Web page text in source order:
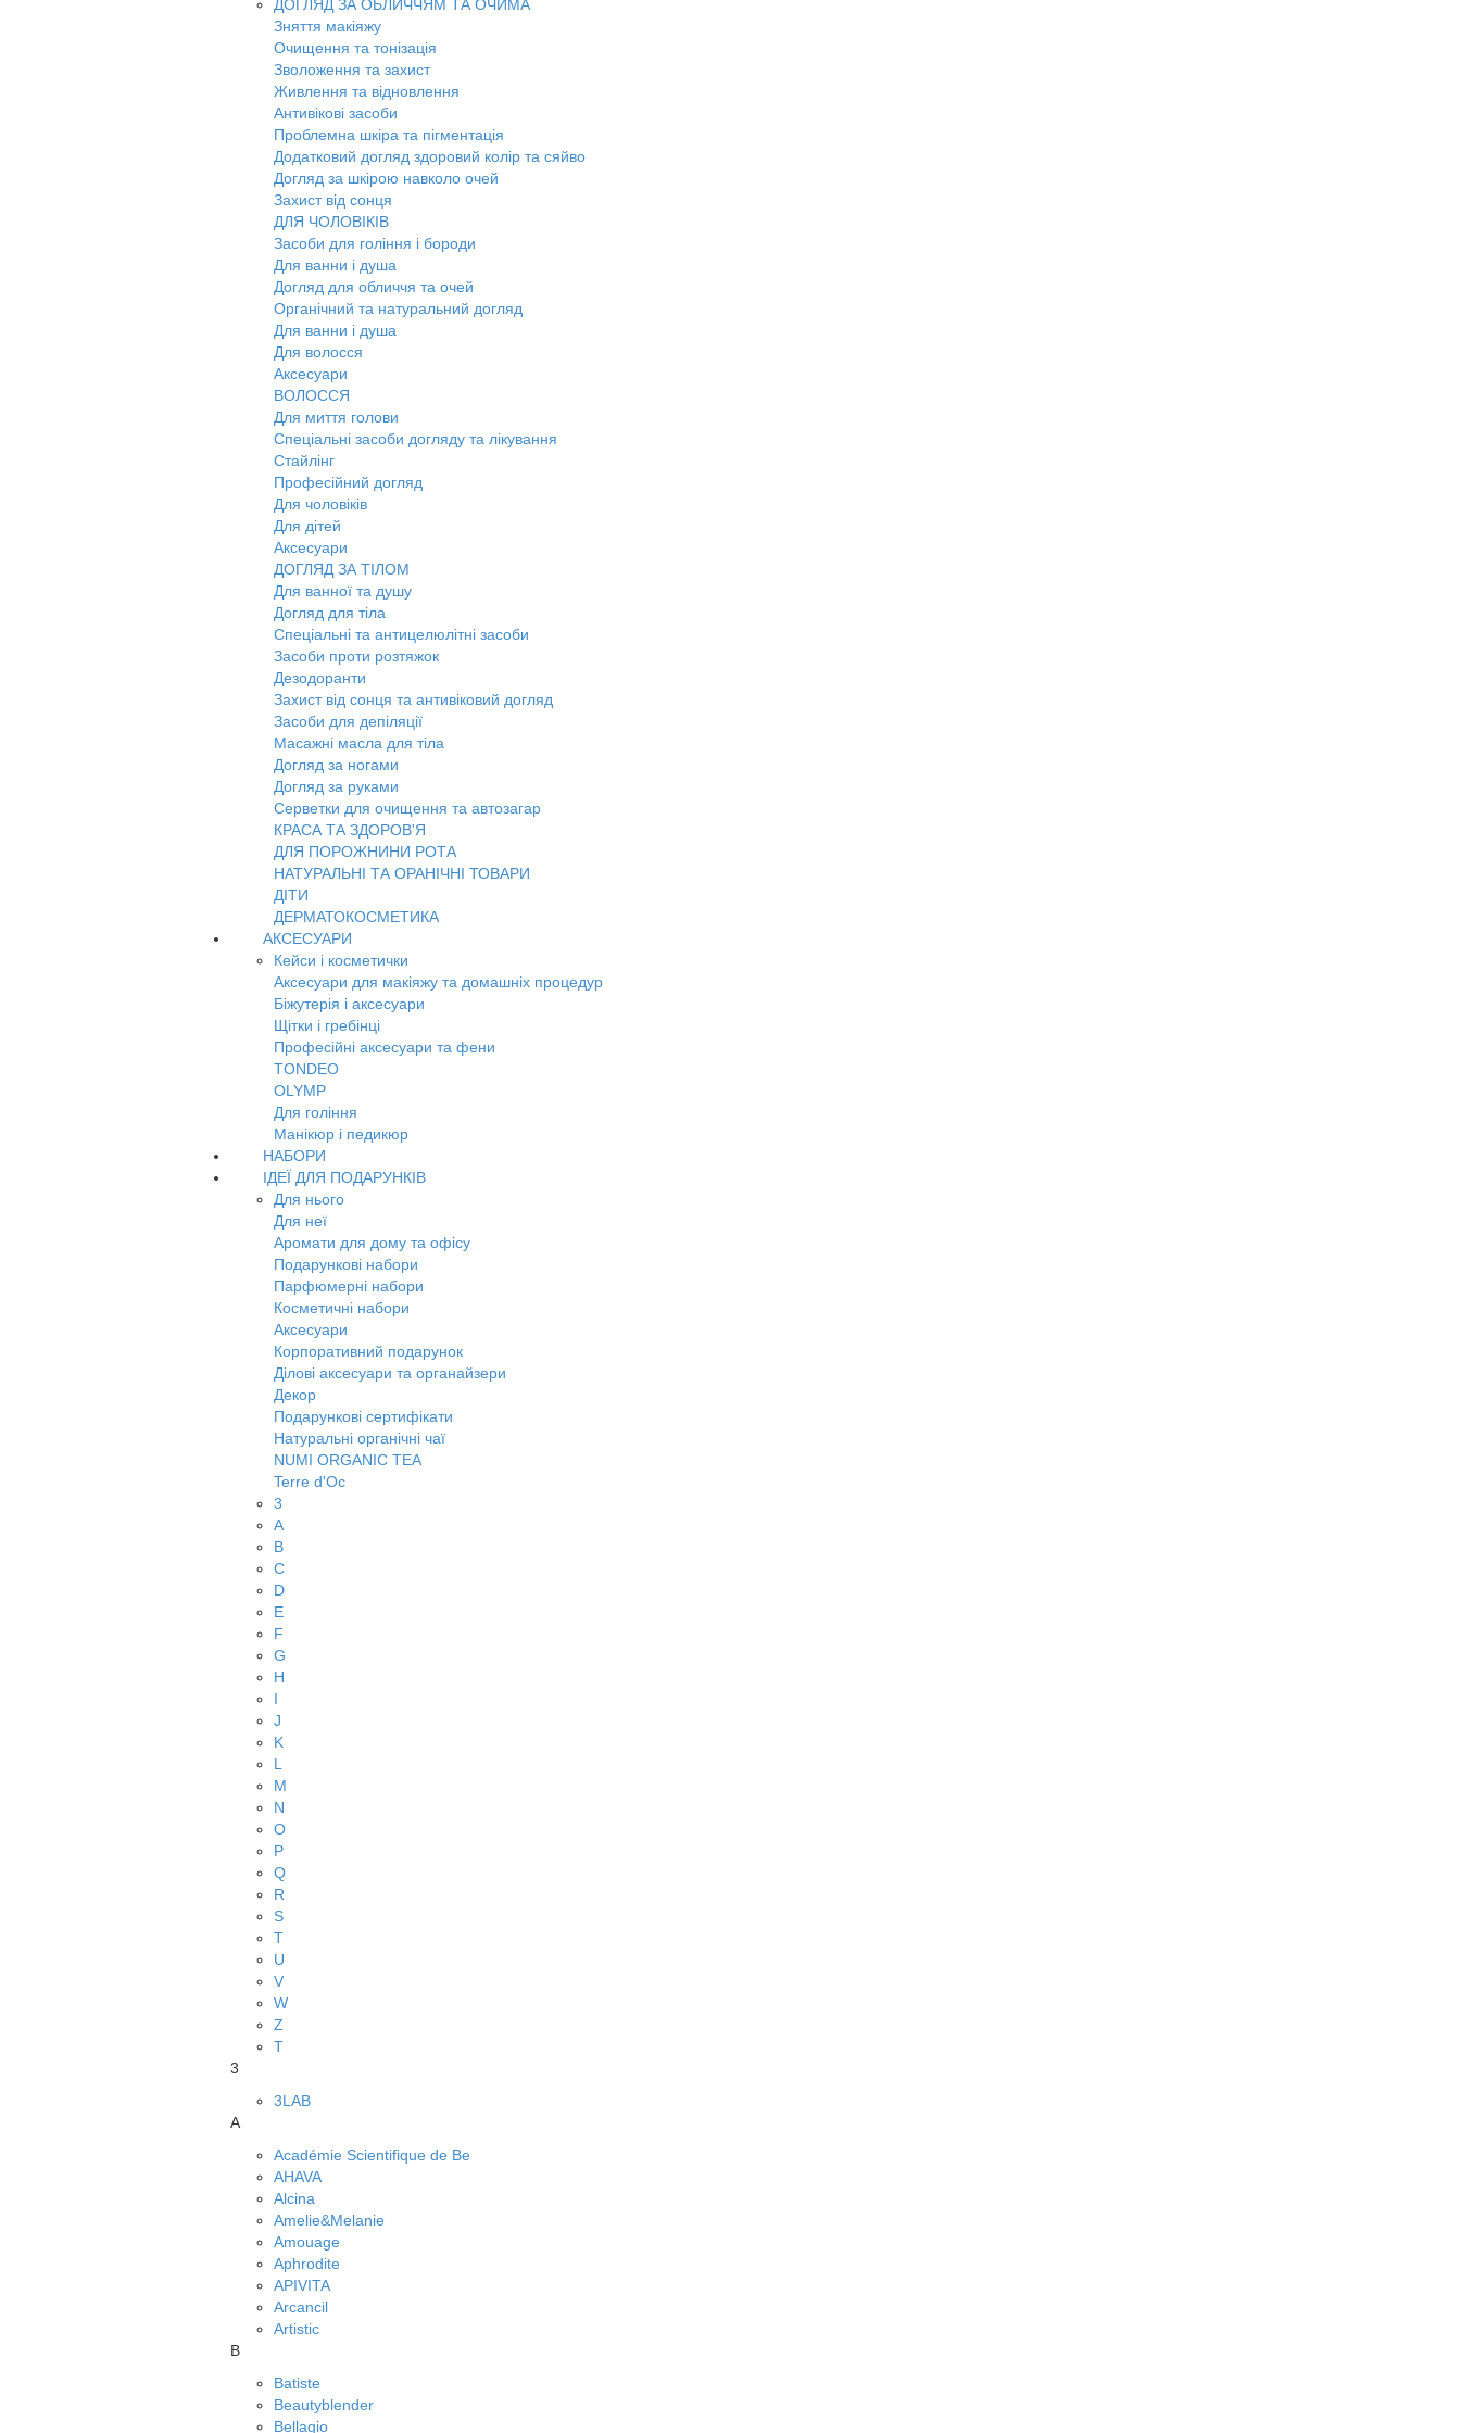
ДОГЛЯД ЗА ОБЛИЧЧЯМ ТА ОЧИМА
Зняття макіяжу
Очищення та тонізація
Зволоження та захист
Живлення та відновлення
Антивікові засоби
Проблемна шкіра та пігментація
Додатковий догляд здоровий колір та сяйво
Догляд за шкірою навколо очей
Захист від сонця
ДЛЯ ЧОЛОВІКІВ
Засоби для гоління і бороди
Для ванни і душа
Догляд для обличчя та очей
Органічний та натуральний догляд
Для ванни і душа
Для волосся
Аксесуари
ВОЛОССЯ
Для миття голови
Спеціальні засоби догляду та лікування
Стайлінг
Професійний догляд
Для чоловіків
Для дітей
Аксесуари
ДОГЛЯД ЗА ТІЛОМ
Для ванної та душу
Догляд для тіла
Спеціальні та антицелюлітні засоби
Засоби проти розтяжок
Дезодоранти
Захист від сонця та антивіковий догляд
Засоби для депіляції
Масажні масла для тіла
Догляд за ногами
Догляд за руками
Серветки для очищення та автозагар
КРАСА ТА ЗДОРОВ'Я
ДЛЯ ПОРОЖНИНИ РОТА
НАТУРАЛЬНІ ТА ОРАНІЧНІ ТОВАРИ
ДІТИ
ДЕРМАТОКОСМЕТИКА
АКСЕСУАРИ
Кейси і косметички
Аксесуари для макіяжу та домашніх процедур
Біжутерія і аксесуари
Щітки і гребінці
Професійні аксесуари та фени
TONDEO
OLYMP
Для гоління
Манікюр і педикюр
НАБОРИ
ІДЕЇ ДЛЯ ПОДАРУНКІВ
Для нього
Для неї
Аромати для дому та офісу
Подарункові набори
Парфюмерні набори
Косметичні набори
Аксесуари
Корпоративний подарунок
Ділові аксесуари та органайзери
Декор
Подарункові сертифікати
Натуральні органічні чаї
NUMI ORGANIC TEA
Terre d'Oc
3
A
B
C
D
E
F
G
H
I
J
K
L
M
N
O
P
Q
R
S
T
U
V
W
Z
Т
3
3LAB
A
Académie Scientifique de Be
AHAVA
Alcina
Amelie&Melanie
Amouage
Aphrodite
APIVITA
Arcancil
Artistic
B
Batiste
Beautyblender
Bellagio